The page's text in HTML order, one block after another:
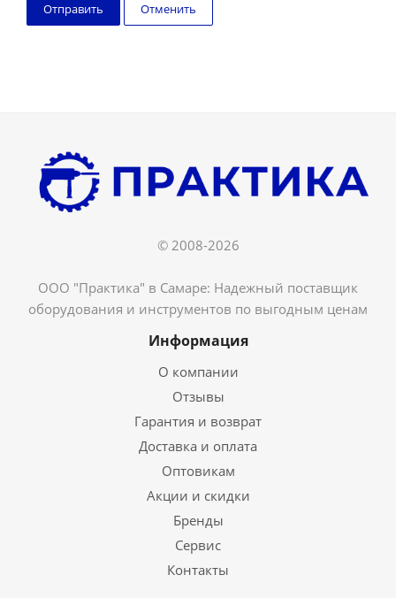
Отменить
© 2008-2026
ООО "Практика" в Самаре: Надежный поставщик
оборудования и инструментов по выгодным ценам
Информация
О компании
Отзывы
Гарантия и возврат
Доставка и оплата
Оптовикам
Акции и скидки
Бренды
Сервис
Контакты